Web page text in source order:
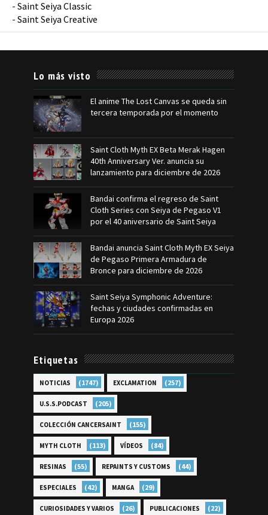
- Saint Seiya Classic
- Saint Seiya Creative
Lo más visto
El anime The Lost Canvas se queda sin
tercera temporada por el momento
Saint Cloth Myth EX Beta Merak Hagen
40th Anniversary Ver. anuncia su
lanzamiento para diciembre de 2026
Bandai confirma el regreso de Saint
Cloth Series con Seiya de Pegaso V1
por el 40 aniversario de Saint Seiya
Bandai anuncia Saint Cloth Myth EX Seiya
de Pegaso Primera Armadura de
Bronce para diciembre de 2026
Saint Seiya Symphonic Adventure:
fechas y ciudades confirmadas en
Europa 2026
Etiquetas
NOTICIAS (1747) EXCLAMATION (257)
U.S.S.PODCAST (205)
COLECCIÓN CANCERSAINT (155)
MYTH CLOTH (113) VÍDEOS (84)
RESINAS (55) REPAINTS Y CUSTOMS (44)
ESPECIALES (42) MANGA (29)
CURIOSIDADES Y VARIOS (26) PUBLICACIONES (22)